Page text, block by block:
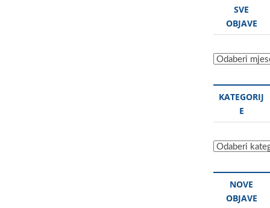
SVE
OBJAVE
Sve
KATEGORIJ
E
Kategorije
NOVE
OBJAVE